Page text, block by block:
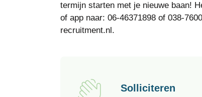
termijn starten met je nieuwe baan!
of app naar: 06-46371898 of 038-
recruitment.nl.
Solliciteren